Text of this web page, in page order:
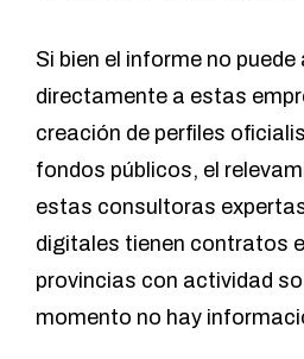
Si bien el informe no
directamente a estas
creación de perfiles
fondos públicos, el
estas consultoras
digitales tienen contratos
provincias con actividad
momento no hay